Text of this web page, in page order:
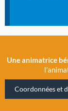
Une animatrice
Coordonnées et